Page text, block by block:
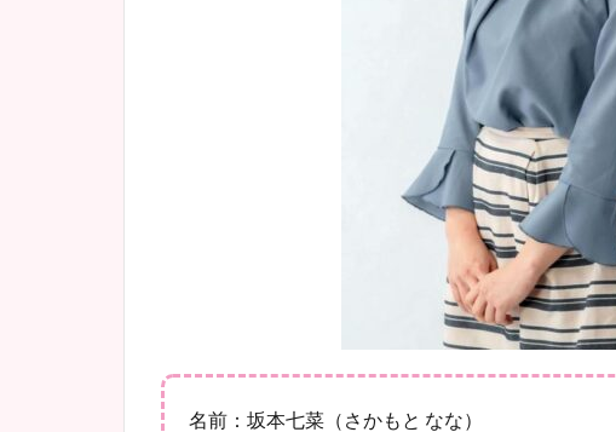
名前：坂本七菜（さかもと なな）